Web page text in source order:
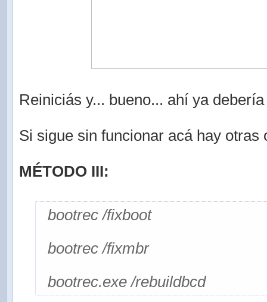
Reiniciás y... bueno... ahí ya
Si sigue sin funcionar acá hay otras
MÉTODO III:
bootrec /fixboot
bootrec /fixmbr
bootrec.exe /rebuildbcd